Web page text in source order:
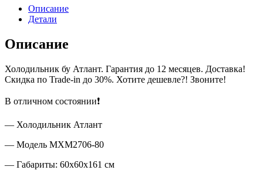
Описание
Детали
Описание
Холодильник бу Атлант. Гарантия до 12 месяцев. Доставка!
Скидка по Trade-in до 30%. Хотите дешевле?! Звоните!
В отличном состоянии❗
— Холодильник Атлант
— Модель MXM2706-80
— Габариты: 60х60х161 см